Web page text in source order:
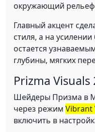
окружающий
Главный акцент
стиля, а на
остается
глубины, мягких
Prizma Visuals
Шейдеры Призма в
через режим Vibrant
включить в